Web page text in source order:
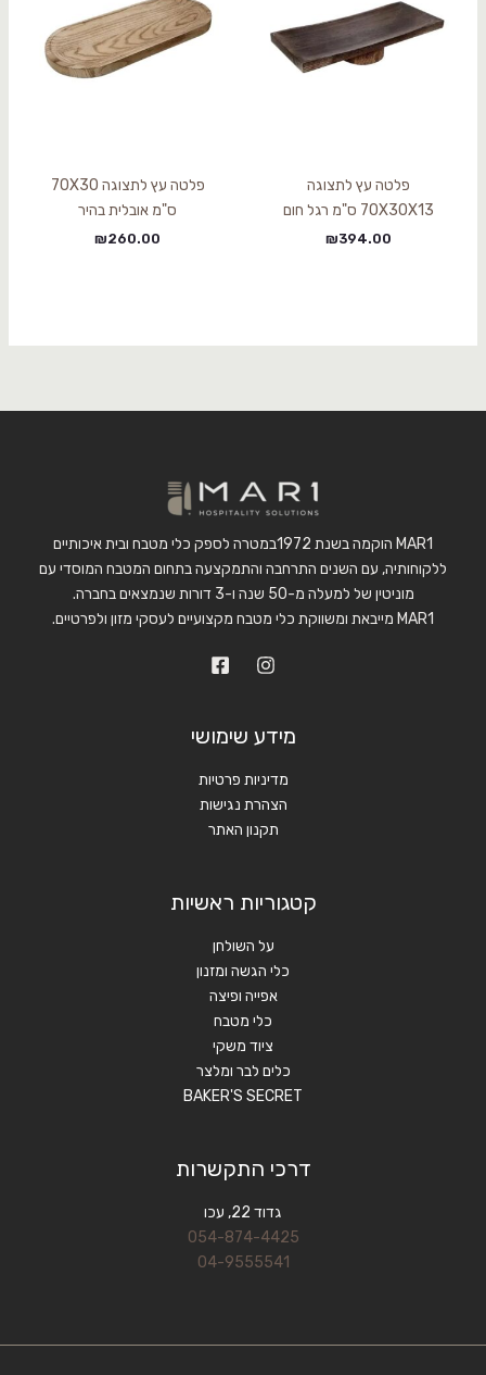
פלטה עץ לתצוגה
70X30X13 ס"מ רגל חום
₪394.00
פלטה עץ לתצוגה 70X30
ס"מ אובלית בהיר
₪260.00
MAR1 הוקמה בשנת 1972במטרה לספק כלי מטבח ובית איכותיים
ללקוחותיה, עם השנים התרחבה והתמקצעה בתחום המטבח המוסדי עם
מוניטין של למעלה מ-50 שנה ו-3 דורות שנמצאים בחברה.
MAR1 מייבאת ומשווקת כלי מטבח מקצועיים לעסקי מזון ולפרטיים.
מידע שימושי
מדיניות פרטיות
הצהרת נגישות
תקנון האתר
קטגוריות ראשיות
על השולחן
כלי הגשה ומזנון
אפייה ופיצה
כלי מטבח
ציוד משקי
כלים לבר ומלצר
BAKER'S SECRET
דרכי התקשרות
גדוד 22, עכו
054-874-4425
04-9555541